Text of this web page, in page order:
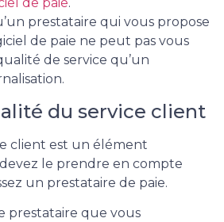
prestataire qui vous propose
de paie ne peut pas vous
de service qu’un
du service client
client est un élément
le prendre en compte
un prestataire de paie.
prestataire que vous